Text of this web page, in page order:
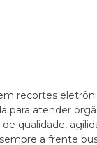
recortes
para atender
qualidade,
a frente